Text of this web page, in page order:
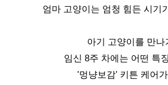
엄마 고양이는 엄청 힘든 시기
아기 고양이를 만나
임신 8주 차에는 어떤 특
'멍냥보감' 키튼 케어